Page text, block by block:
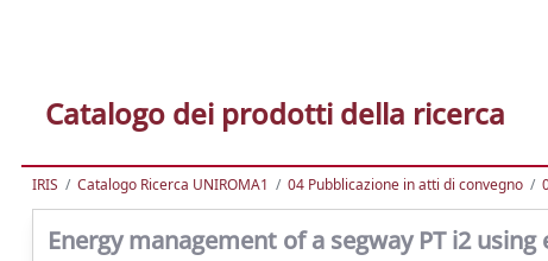
Catalogo dei prodotti della ricerca
IRIS Catalogo Ricerca UNIROMA1 04 Pubblicazione in atti di convegno
Energy management of a segway PT i2